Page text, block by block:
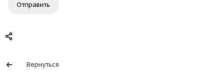
Отправить
Вернуться